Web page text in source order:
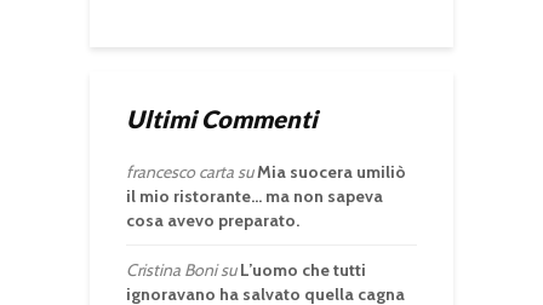
Ultimi Commenti
francesco cartasuMia suocera umiliò
il mio ristorante… ma non sapeva
cosa avevo preparato.
Cristina BonisuL’uomo che tutti
ignoravano ha salvato quella cagna